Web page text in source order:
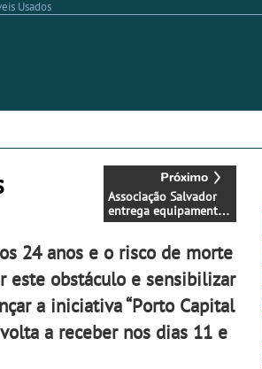
Usados
Associação Salvador
entrega equipamentos
desportivos a pessoas
motora
24 anos e o risco de morte
este obstáculo e sensibilizar
a iniciativa “Porto Capital
a receber nos dias 11 e